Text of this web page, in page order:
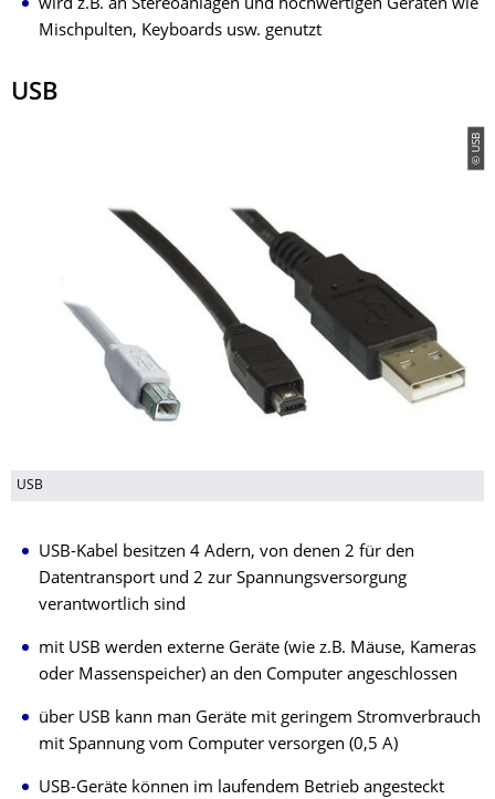
wird z.B. an Stereoanlagen und hochwertigen Geräten wie
Mischpulten, Keyboards usw. genutzt
USB
© USB
USB
USB-Kabel besitzen 4 Adern, von denen 2 für den
Datentransport und 2 zur Spannungsversorgung
verantwortlich sind
mit USB werden externe Geräte (wie z.B. Mäuse, Kameras
oder Massenspeicher) an den Computer angeschlossen
über USB kann man Geräte mit geringem Stromverbrauch
mit Spannung vom Computer versorgen (0,5 A)
USB-Geräte können im laufendem Betrieb angesteckt